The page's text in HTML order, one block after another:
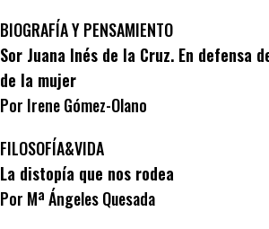
BIOGRAFÍA Y PENSAMIENTO
Sor Juana Inés de la Cruz. En defensa
de la mujer
Por Irene Gómez-Olano
FILOSOFÍA&VIDA
La distopía que nos rodea
Por Mª Ángeles Quesada